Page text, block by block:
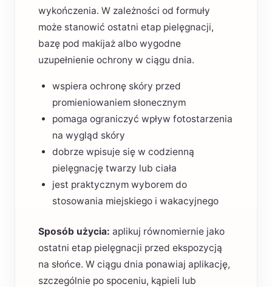
wykończenia. W zależności od formuły
może stanowić ostatni etap pielęgnacji,
bazę pod makijaż albo wygodne
uzupełnienie ochrony w ciągu dnia.
wspiera ochronę skóry przed
promieniowaniem słonecznym
pomaga ograniczyć wpływ fotostarzenia
na wygląd skóry
dobrze wpisuje się w codzienną
pielęgnację twarzy lub ciała
jest praktycznym wyborem do
stosowania miejskiego i wakacyjnego
Sposób użycia: aplikuj równomiernie jako
ostatni etap pielęgnacji przed ekspozycją
na słońce. W ciągu dnia ponawiaj aplikację,
szczególnie po spoceniu, kąpieli lub